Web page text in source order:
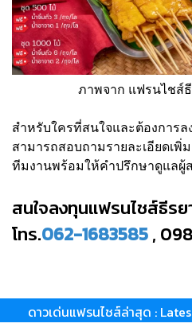
ภาพจาก แฟรนไชส์
สำหรับใครที่สนใจและต้องการ
สามารถสอบถามรายละเอียดเพิ่
ทีมงานพร้อมให้คำปรึกษาดูแลผู้
สนใจลงทุนแฟรนไชส์ธีร
โทร.062-1683585,
ดาวเด่นแฟรนไชส์ล่าสุด :